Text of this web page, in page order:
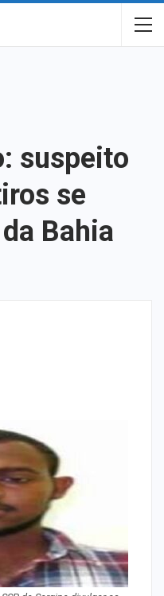
suspeito
se
Bahia